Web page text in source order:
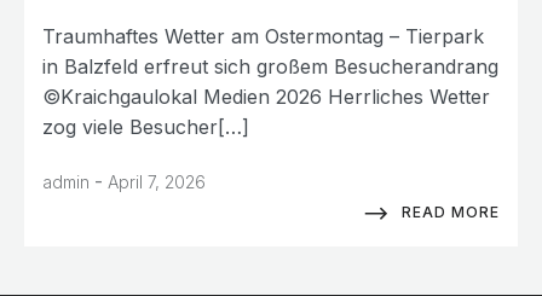
Traumhaftes Wetter am Ostermontag – Tierpark
in Balzfeld erfreut sich großem Besucherandrang
©Kraichgaulokal Medien 2026 Herrliches Wetter
zog viele Besucher[…]
admin - April 7, 2026
READ MORE